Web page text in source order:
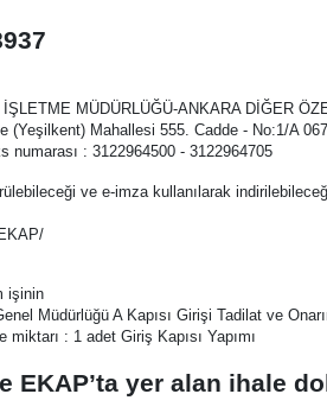
İŞLETME MÜDÜRLÜĞÜ-ANKARA DİĞER
(Yeşilkent) Mahallesi 555. Cadde - No:1/A
numarası : 3122964500 - 3122964705
ve e-imza kullanılarak
işinin
Müdürlüğü A Kapısı Girişi Tadilat ve
miktarı : 1 adet Giriş Kapısı Yapımı
EKAP’ta yer alan ihale